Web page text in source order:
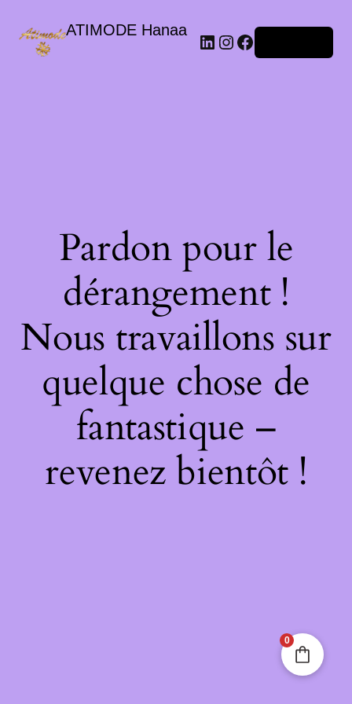
ATIMODE Hanaa
Pardon pour le
dérangement !
Nous travaillons sur
quelque chose de
fantastique –
revenez bientôt !
0